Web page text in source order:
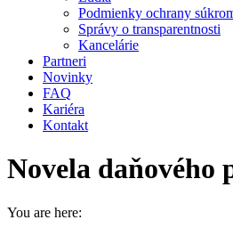
Podmienky ochrany
Správy o transparentnosti
Kancelárie
Partneri
Novinky
FAQ
Kariéra
Kontakt
Novela daňového
You are here: